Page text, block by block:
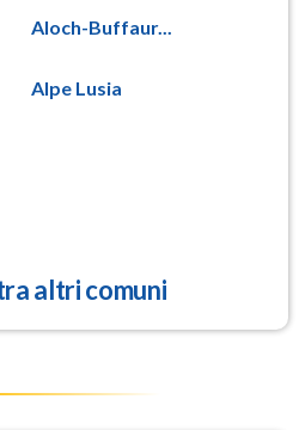
Aloch-Buffaur...
Alpe Lusia
altri comuni